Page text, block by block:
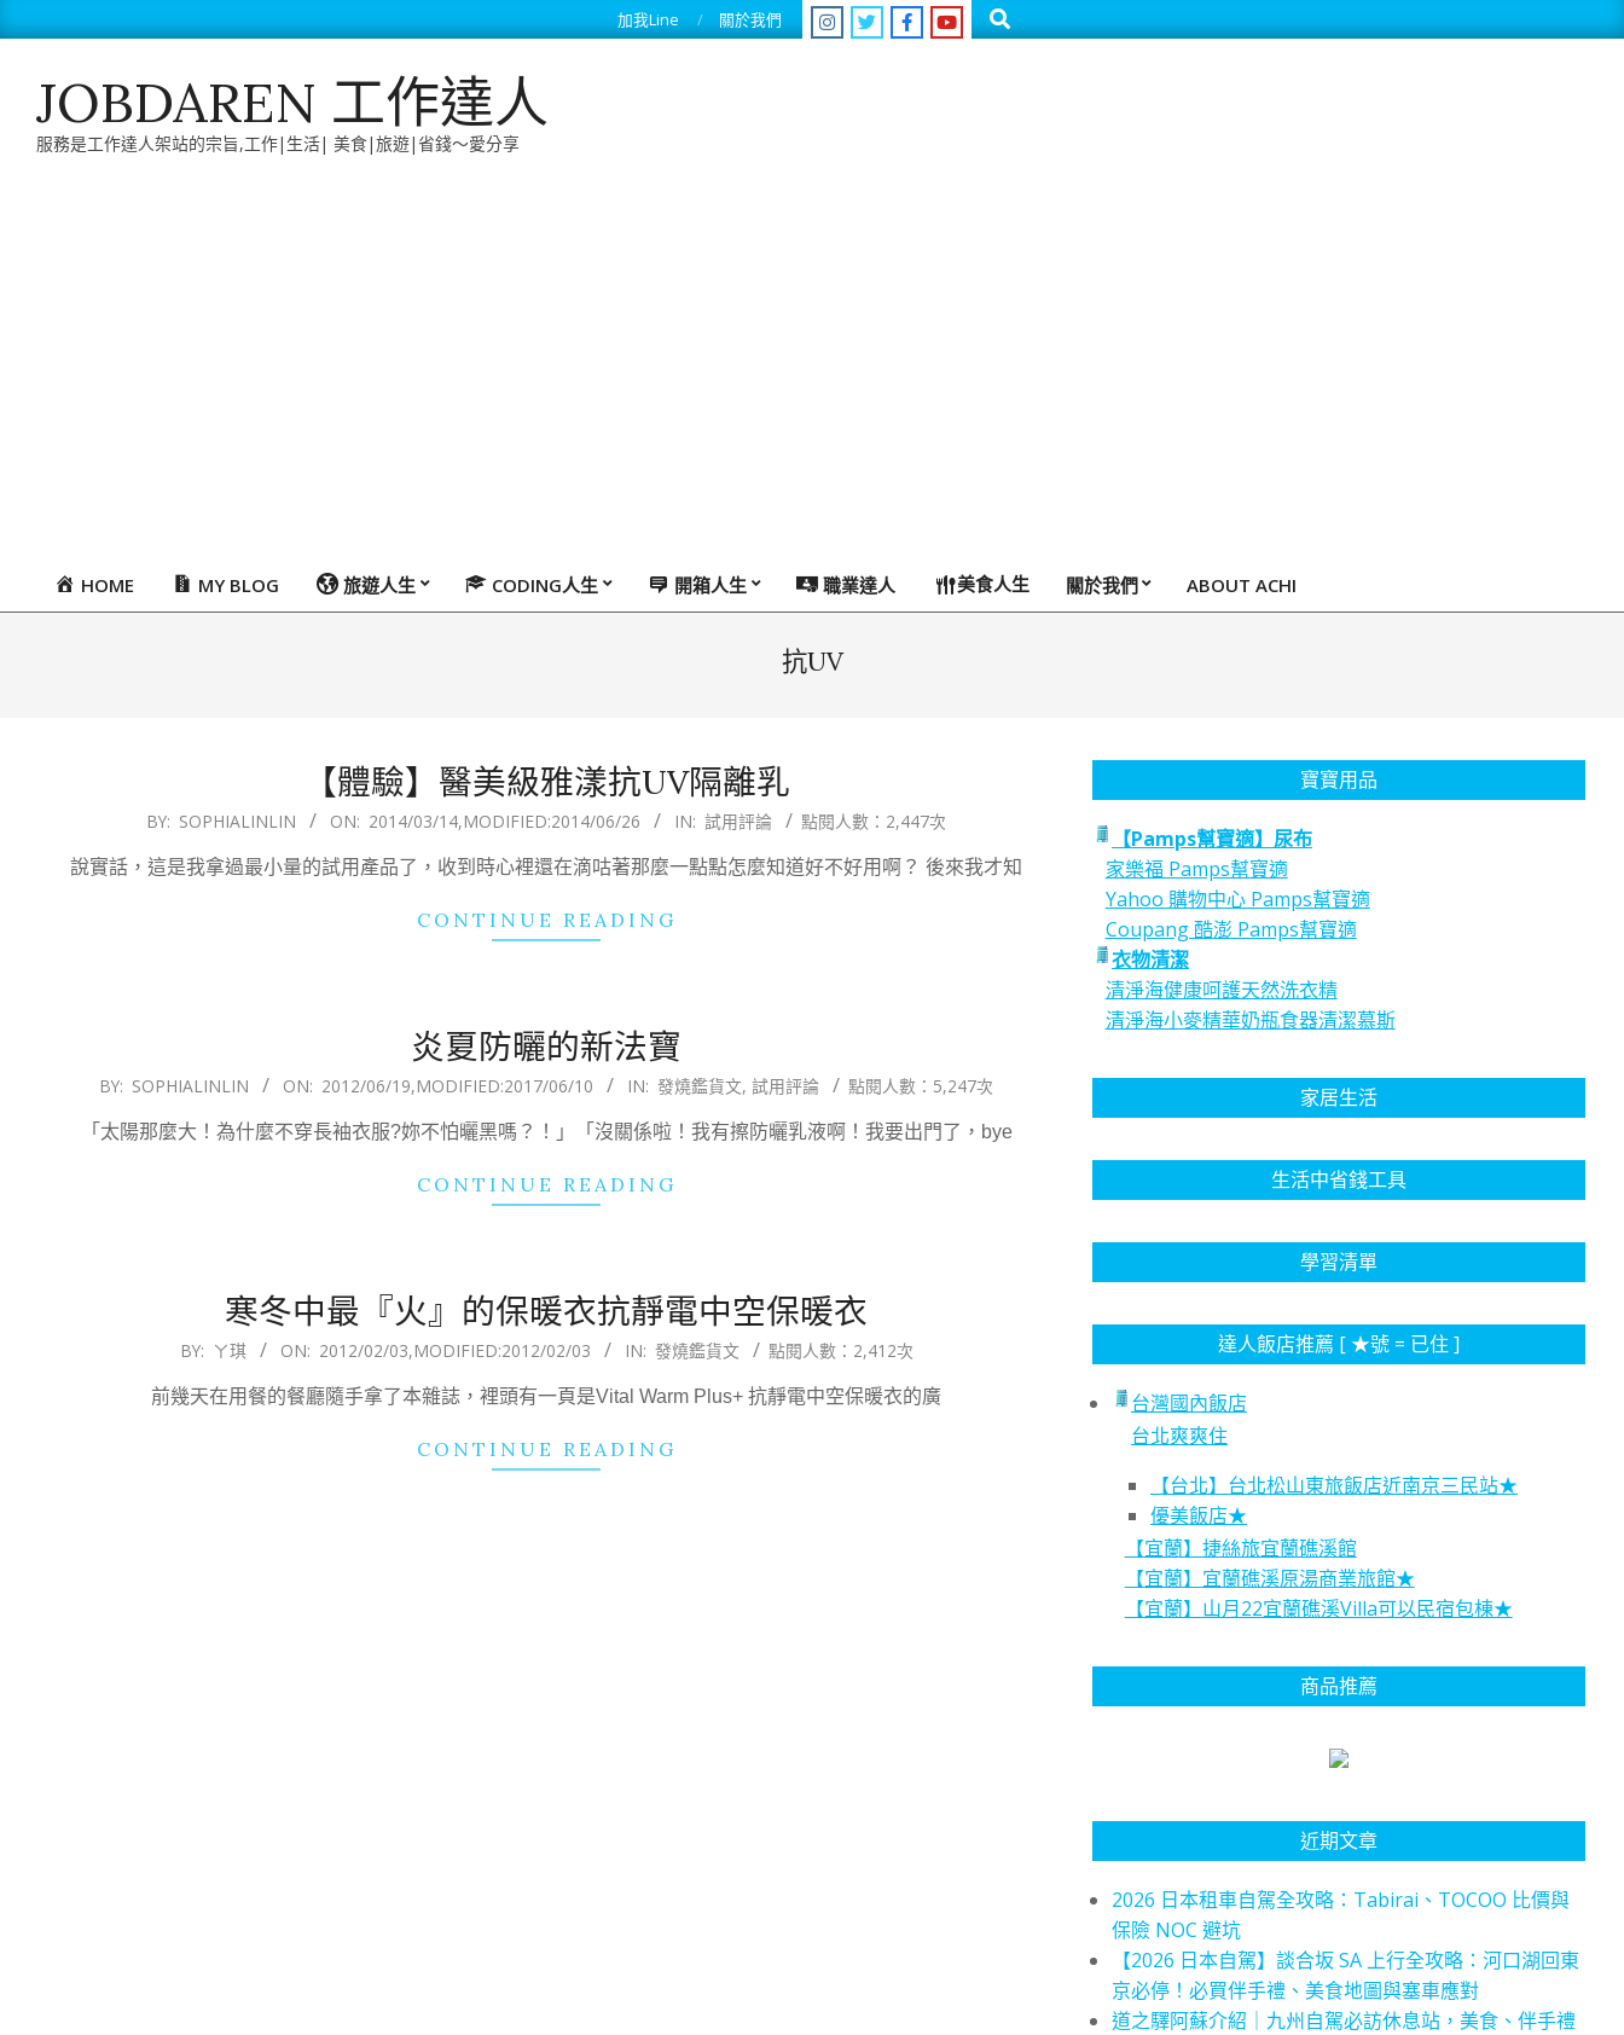
to
加我Line 關於我們 Search
JOBDAREN 工作達人
服務是工作達人架站的宗旨,工作|生活| 美食|旅遊|省錢～愛分享
PrimaryHOME MY BLOG 旅遊人生 CODING人生 開箱人生 職業達人 美食人生 關於我們 ABOUT ACHI
抗UV
【體驗】醫美級雅漾抗UV隔離乳
14
BY: SOPHIALINLIN ON: 2014/03/14,MODIFIED:2014/06/26 IN: 試用評論 點閱人數：2,447次
說實話，這是我拿過最小量的試用產品了，收到時心裡還在滴咕著那麼一點點怎麼知道好不好用啊？ 後來我才知
CONTINUE READING
炎夏防曬的新法寶
2012-BY: SOPHIALINLIN ON: 2012/06/19,MODIFIED:2017/06/10 IN: 發燒鑑貨文, 試用評論 點閱人數：5,247次
「太陽那麼大！為什麼不穿長袖衣服?妳不怕曬黑嗎？！」「沒關係啦！我有擦防曬乳液啊！我要出門了，bye
CONTINUE READING
寒冬中最『火』的保暖衣抗靜電中空保暖衣
BY: ㄚ琪 ON: 2012/02/03,MODIFIED:2012/02/03 IN: 發燒鑑貨文 點閱人數：2,412次
前幾天在用餐的餐廳隨手拿了本雜誌，裡頭有一頁是Vital Warm Plus+ 抗靜電中空保暖衣的廣
CONTINUE READING
寶寶用品
【Pamps幫寶適】尿布
家樂福 Pamps幫寶適
Yahoo 購物中心 Pamps幫寶適
Coupang 酷澎 Pamps幫寶適
衣物清潔
清淨海健康呵護天然洗衣精
清淨海小麥精華奶瓶食器清潔慕斯
家居生活
生活中省錢工具
學習清單
達人飯店推薦 [ ★號 = 已住 ]
台灣國內飯店
台北爽爽住
【台北】台北松山東旅飯店近南京三民站★
優美飯店★
【宜蘭】捷絲旅宜蘭礁溪館
【宜蘭】宜蘭礁溪原湯商業旅館★
【宜蘭】山月22宜蘭礁溪Villa可以民宿包棟★
商品推薦
近期文章
2026 日本租車自駕全攻略：Tabirai、TOCOO 比價與
保險 NOC 避坑
【2026 日本自駕】談合坂 SA 上行全攻略：河口湖回東
京必停！必買伴手禮、美食地圖與塞車應對
道之驛阿蘇介紹｜九州自駕必訪休息站，美食、伴手禮